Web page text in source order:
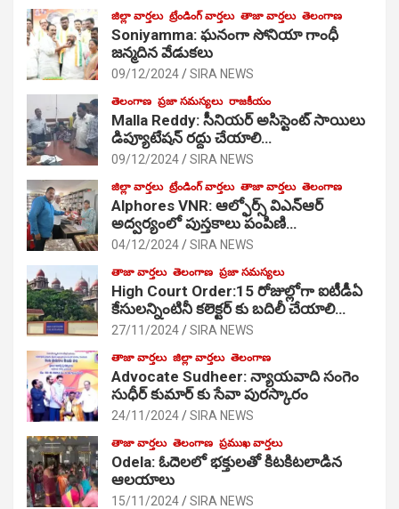
జిల్లా వార్తలు ట్రేండింగ్ వార్తలు తాజా వార్తలు తెలంగాణ
Soniyamma: ఘ‌నంగా సోనియా గాంధీ
జ‌న్మ‌దిన వేడుక‌లు
09/12/2024 SIRA NEWS
తెలంగాణ ప్రజా సమస్యలు రాజకీయం
Malla Reddy: సీనియర్ అసిస్టెంట్ సాయిలు
డిప్యూటేషన్ రద్దు చేయాలి…
09/12/2024 SIRA NEWS
జిల్లా వార్తలు ట్రేండింగ్ వార్తలు తాజా వార్తలు తెలంగాణ
Alphores VNR: ఆల్ఫోర్స్ విఎన్ఆర్
అద్వర్యంలో పుస్తకాలు పంపిణి…
04/12/2024 SIRA NEWS
తాజా వార్తలు తెలంగాణ ప్రజా సమస్యలు
High Court Order:15 రోజుల్లోగా ఐటీడీఏ
కేసులన్నింటినీ కలెక్టర్ కు బదిలీ చేయాలి…
27/11/2024 SIRA NEWS
తాజా వార్తలు జిల్లా వార్తలు తెలంగాణ
Advocate Sudheer: న్యాయవాది సంగెం
సుధీర్ కుమార్ కు సేవా పురస్కారం
24/11/2024 SIRA NEWS
తాజా వార్తలు తెలంగాణ ప్రముఖ వార్తలు
Odela: ఓదెల‌లో భక్తులతో కిటకిటలాడిన
ఆల‌యాలు
15/11/2024 SIRA NEWS